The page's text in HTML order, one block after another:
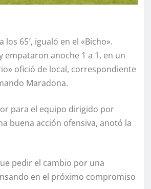
65′, igualó en el «Bicho».
empataron anoche 1 a 1, en un
ofició de local, correspondiente
Maradona.
para el equipo dirigido por
buena acción ofensiva, anotó la
pedir el cambio por una
en el próximo compromiso